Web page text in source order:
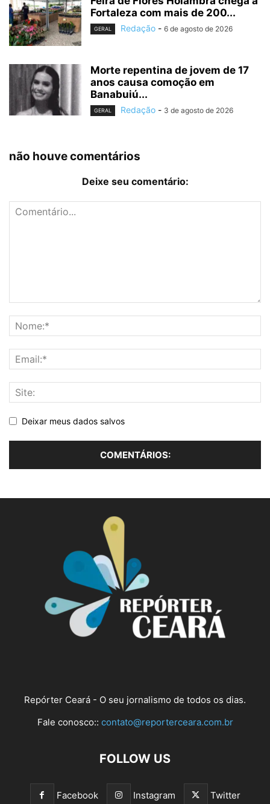
Fortaleza com mais de 200...
GERAL Redação - 6 de agosto de 2026
Morte repentina de jovem de 17
anos causa comoção em
Banabuiú...
GERAL Redação - 3 de agosto de 2026
não houve comentários
Deixe seu comentário:
Deixar meus dados salvos
Repórter Ceará - O seu jornalismo de todos os dias.
Fale conosco:: contato@reporterceara.com.br
FOLLOW US
Facebook Instagram Twitter